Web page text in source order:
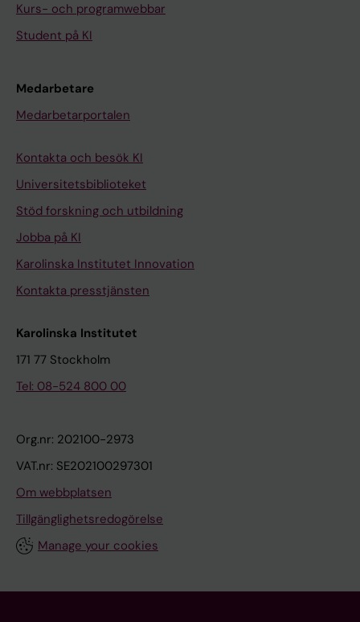
Kurs- och programwebbar
Student på KI
Medarbetare
Medarbetarportalen
Kontakta och besök KI
Universitetsbiblioteket
Stöd forskning och utbildning
Jobba på KI
Karolinska Institutet Innovation
Kontakta presstjänsten
Karolinska Institutet
171 77 Stockholm
Tel: 08-524 800 00
Org.nr: 202100-2973
VAT.nr: SE202100297301
Om webbplatsen
Tillgänglighetsredogörelse
Manage your cookies